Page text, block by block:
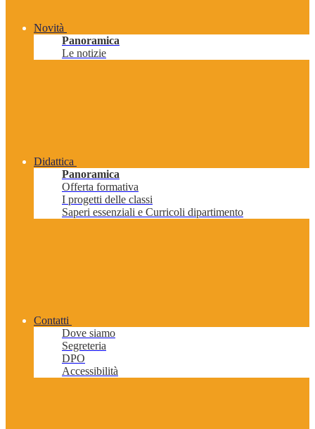
Novità
Panoramica
Le notizie
Didattica
Panoramica
Offerta formativa
I progetti delle classi
Saperi essenziali e Curricoli dipartimento
Contatti
Dove siamo
Segreteria
DPO
Accessibilità